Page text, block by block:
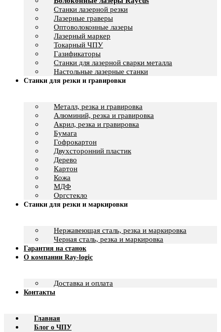
Станки лазерной резки
Лазерные граверы
Оптоволоконные лазеры
Лазерный маркер
Токарный ЧПУ
Газификаторы
Cтанки для лазерной сварки металла
Настольные лазерные станки
Станки для резки и гравировки
Металл, резка и гравировка
Алюминий, резка и гравировка
Акрил, резка и гравировка
Бумага
Гофрокартон
Двухсторонний пластик
Дерево
Картон
Кожа
МДФ
Оргстекло
Станки для резки и маркировки
Нержавеющая сталь, резка и маркировка
Черная сталь, резка и маркировка
Гарантия на станок
О компании Ray-logic
Доставка и оплата
Контакты
Главная
Блог о ЧПУ